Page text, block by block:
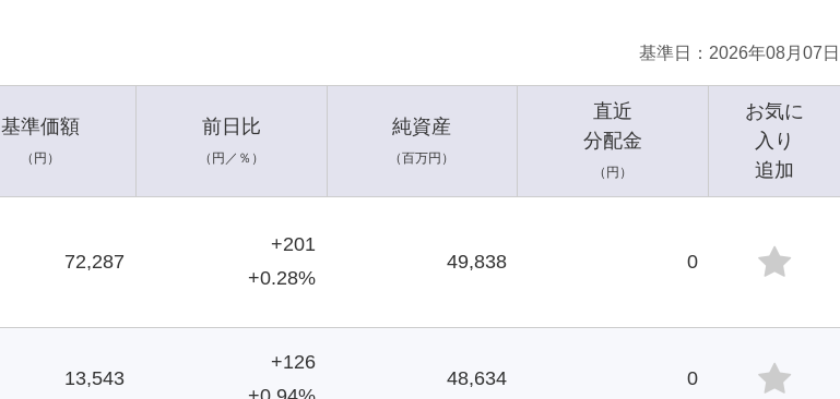
基準日 2026年08月07日
基準価額
（円）
前日比
（円／％）
純資産
（百万円）
直近
分配金
（円）
お気に
入り
追加
72,287
+201
+0.28%
49,838 0
13,543
+126
48,634 0